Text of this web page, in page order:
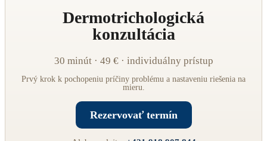
Dermotrichologická
konzultácia
30 minút · 49 € · individuálny prístup
Prvý krok k pochopeniu príčiny problému a nastaveniu riešenia na
mieru.
Rezervovať termín